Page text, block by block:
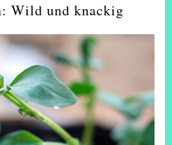
Wild und knackig